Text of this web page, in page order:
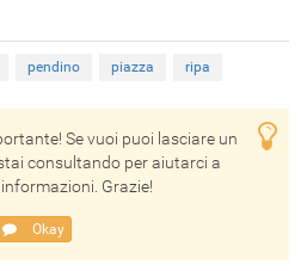
pendino piazza ripa
Se vuoi puoi lasciare un
consultando per aiutarci a
Grazie!
Okay